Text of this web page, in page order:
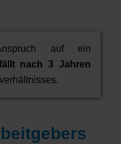
auf ein
nach 3 Jahren